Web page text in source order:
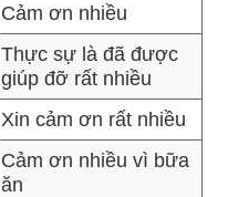
Cảm ơn nhiều
Thực sự là đã được
giúp đỡ rất nhiều
Xin cảm ơn rất nhiều
Cảm ơn nhiều vì bữa
ăn